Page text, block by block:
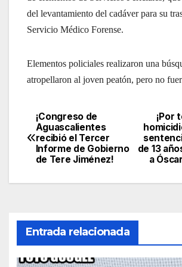
del levantamiento del cadáver para su
Servicio Médico Forense.
Elementos policiales realizaron una
atropellaron al joven peatón, pero no
Navegación
de
¡Por
de 13
a
¡Congreso de
Aguascalientes
recibió el Tercer
Informe de Gobierno
de Tere Jiménez!
Entrada relacionada